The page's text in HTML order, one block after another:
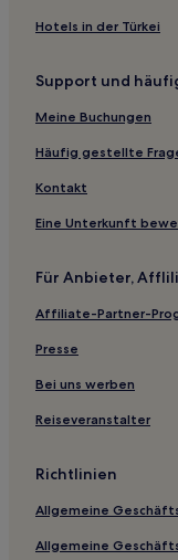
Hotels in der Türkei
Support und
Meine Buchungen
Häufig gestellte
Kontakt
Eine Unterkunft
Für Anbieter,
Affiliate-Partner-
Presse
Bei uns werben
Reiseveranstalter
Richtlinien
Allgemeine
Allgemeine